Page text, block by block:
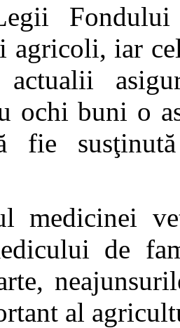
agricoli, iar
actualii
ochi buni o
fie
medicinei
de
al